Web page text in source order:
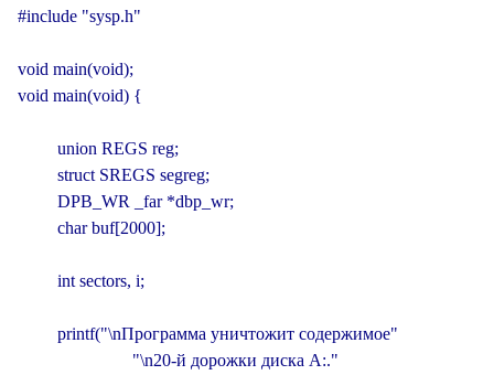
#include "sysp.h"
void main(void);
void main(void) {
         union REGS reg;
         struct SREGS segreg;
         DPB_WR _far *dbp_wr;
         char buf[2000];
         int sectors, i;
         printf("\nПрограмма уничтожит содержимое"
                          "\n20-й дорожки диска А:."